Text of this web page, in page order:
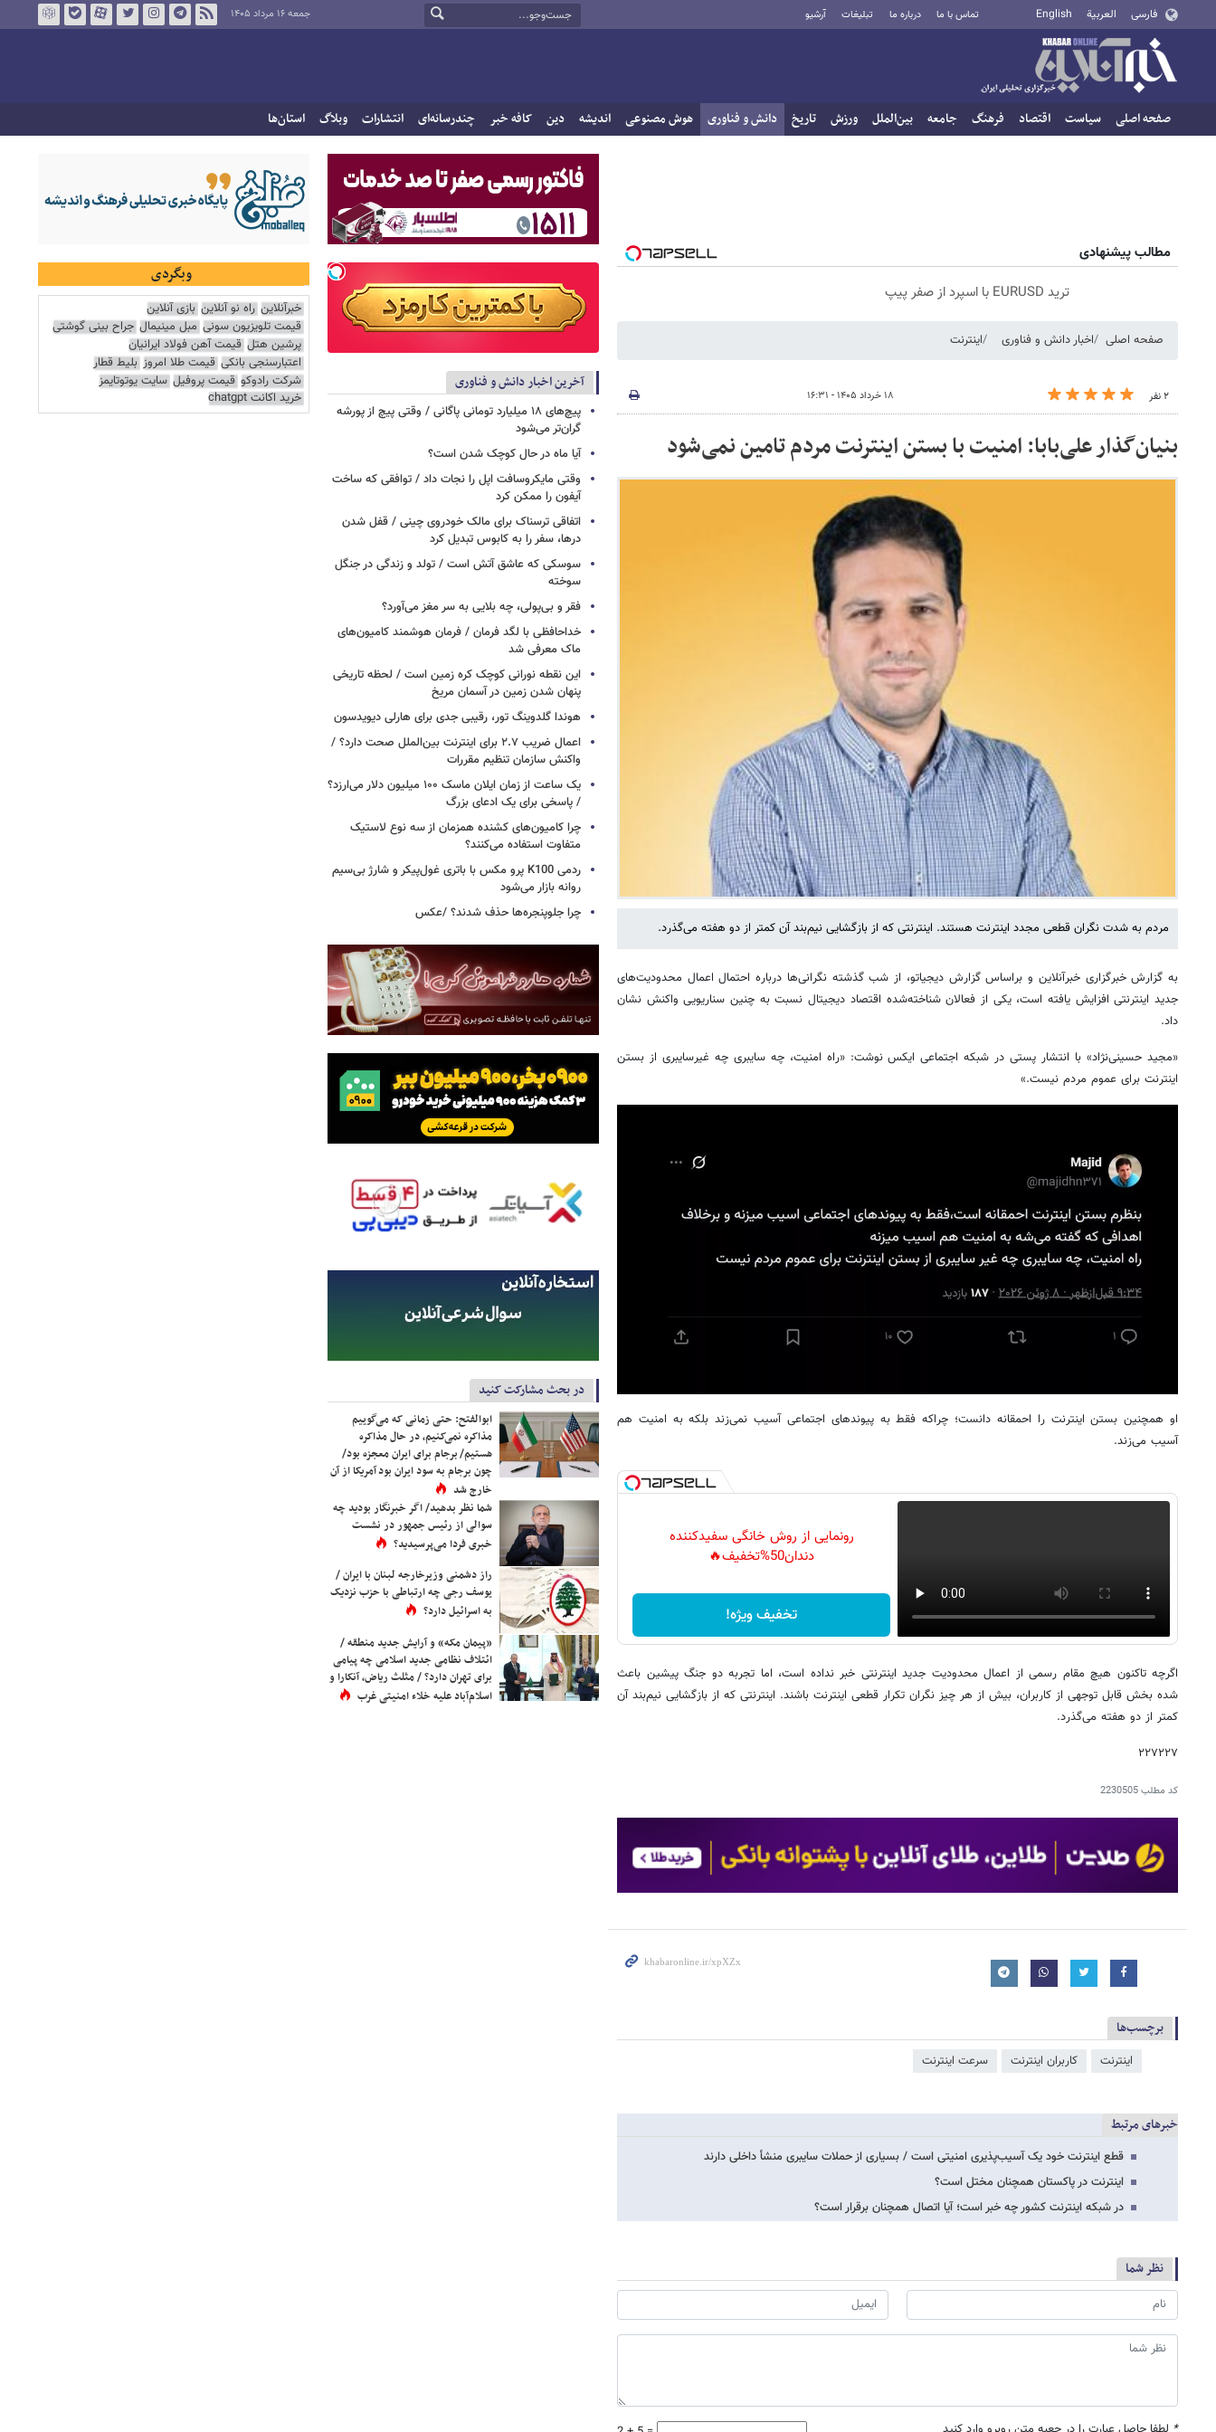
فارسی العربية English تماس با ما درباره ما تبلیغات آرشیو جمعه ۱۶ مرداد ۱۴۰۵
صفحه اصلی سیاست اقتصاد فرهنگ جامعه بین‌الملل ورزش تاریخ دانش و فناوری هوش مصنوعی اندیشه دین کافه خبر چندرسانه‌ای انتشارات وبلاگ استان‌ها
مطالب پیشنهادی
ترید EURUSD با اسپرد از صفر پیپ
صفحه اصلی اخبار دانش و فناوری اینترنت
۲ نفر ۱۸ خرداد ۱۴۰۵ - ۱۶:۳۱
بنیان‌گذار علی‌بابا: امنیت با بستن اینترنت مردم تامین نمی‌شود
مردم به شدت نگران قطعی مجدد اینترنت هستند. اینترنتی که از بازگشایی نیم‌بند آن کمتر از دو هفته می‌گذرد.
به گزارش خبرگزاری خبرآنلاین و براساس گزارش دیجیاتو، از شب گذشته نگرانی‌ها درباره احتمال اعمال محدودیت‌های
جدید اینترنتی افزایش یافته است، یکی از فعالان شناخته‌شده اقتصاد دیجیتال نسبت به چنین سناریویی واکنش نشان
داد.
«مجید حسینی‌نژاد» با انتشار پستی در شبکه اجتماعی ایکس نوشت: «راه امنیت، چه سایبری چه غیرسایبری از بستن
اینترنت برای عموم مردم نیست.»
او همچنین بستن اینترنت را احمقانه دانست؛ چراکه فقط به پیوندهای اجتماعی آسیب نمی‌زند بلکه به امنیت هم
آسیب می‌زند.
رونمایی از روش خانگی سفیدکننده
دندان50%تخفیف🔥
تخفیف ویژه!
اگرچه تاکنون هیچ مقام رسمی از اعمال محدودیت جدید اینترنتی خبر نداده است، اما تجربه دو جنگ پیشین باعث
شده بخش قابل توجهی از کاربران، بیش از هر چیز نگران تکرار قطعی اینترنت باشند. اینترنتی که از بازگشایی نیم‌بند آن
کمتر از دو هفته می‌گذرد.
۲۲۷۲۲۷
کد مطلب2230505
برچسب‌ها
اینترنت کاربران اینترنت سرعت اینترنت
خبرهای مرتبط
قطع اینترنت خود یک آسیب‌پذیری امنیتی است / بسیاری از حملات سایبری منشأ داخلی دارند
اینترنت در پاکستان همچنان مختل است؟
در شبکه اینترنت کشور چه خبر است؛ آیا اتصال همچنان برقرار است؟
نظر شما
آخرین اخبار دانش و فناوری
پیچ‌های ۱۸ میلیارد تومانی پاگانی / وقتی پیچ از پورشه
گران‌تر می‌شود
آیا ماه در حال کوچک شدن است؟
وقتی مایکروسافت اپل را نجات داد / توافقی که ساخت
آیفون را ممکن کرد
اتفاقی ترسناک برای مالک خودروی چینی / قفل شدن
درها، سفر را به کابوس تبدیل کرد
سوسکی که عاشق آتش است / تولد و زندگی در جنگل
سوخته
فقر و بی‌پولی، چه بلایی به سر مغز می‌آورد؟
خداحافظی با لگد فرمان / فرمان هوشمند کامیون‌های
ماک معرفی شد
این نقطه نورانی کوچک کره زمین است / لحظه تاریخی
پنهان شدن زمین در آسمان مریخ
هوندا گلدوینگ تور، رقیبی جدی برای هارلی دیویدسون
اعمال ضریب ۲.۷ برای اینترنت بین‌الملل صحت دارد؟ /
واکنش سازمان تنظیم مقررات
یک ساعت از زمان ایلان ماسک ۱۰۰ میلیون دلار می‌ارزد؟
/ پاسخی برای یک ادعای بزرگ
چرا کامیون‌های کشنده همزمان از سه نوع لاستیک
متفاوت استفاده می‌کنند؟
ردمی K100 پرو مکس با باتری غول‌پیکر و شارژ بی‌سیم
روانه بازار می‌شود
چرا جلوپنجره‌ها حذف شدند؟ /عکس
در بحث مشارکت کنید
ابوالفتح: حتی زمانی که می‌گوییم
مذاکره نمی‌کنیم، در حال مذاکره
هستیم/ برجام برای ایران معجزه بود/
چون برجام به سود ایران بود آمریکا از آن
خارج شد
شما نظر بدهید/ اگر خبرنگار بودید چه
سوالی از رئیس جمهور در نشست
خبری فردا می‌پرسیدید؟
راز دشمنی وزیرخارجه لبنان با ایران /
یوسف رجی چه ارتباطی با حزب نزدیک
به اسرائیل دارد؟
«پیمان مکه» و آرایش جدید منطقه /
ائتلاف نظامی جدید اسلامی چه پیامی
برای تهران دارد؟ / مثلث ریاض، آنکارا و
اسلام‌آباد علیه خلاء امنیتی غرب
وبگردی
خبرآنلاین راه نو آنلاین بازی آنلاین
قیمت تلویزیون سونی مبل مینیمال جراح بینی گوشتی
پرشین هتل قیمت آهن فولاد ایرانیان
اعتبارسنجی بانکی قیمت طلا امروز بلیط قطار
شرکت رادوکو قیمت پروفیل سایت یوتوتایمز
خرید اکانت chatgpt